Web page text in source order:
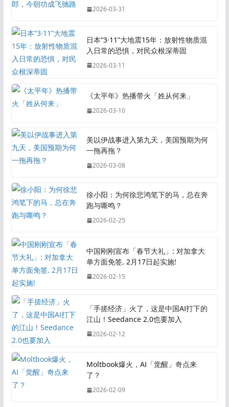
2026-03-31
日本“3·11”大地震15年：放射性物质混
入日常的恐惧，对民众根深蒂固
2026-03-11
《太平年》热播带火「姓从何来」
2026-03-10
美以伊战事进入第九天，美国预期为何
一拖再拖？
2026-03-08
徐小阳：为何徐悲鸿笔下的马，总在奔
跑与嘶鸣？
2026-02-25
中国刚刚宣布「春节大礼」: 对加拿大
单方面免签, 2月17日起实施!
2026-02-15
「手搓经济」火了，这是中国AI打下的
江山！Seedance 2.0也要加入
2026-02-12
Moltbook爆火，AI「觉醒」奇点来
了？
2026-02-09